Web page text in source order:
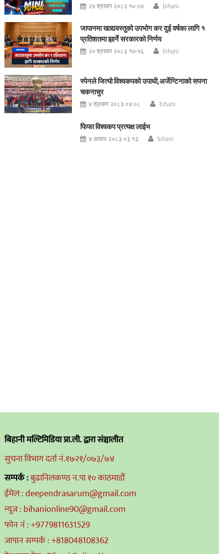
२४ श्रावण २०८३ १०:०४ bihani
जापानमा खाद्यवस्तुको उपभोग कर दुई वर्षका लागि १
प्रतिशतमा झार्ने सरकारको निर्णय
२० श्रावण २०८३ १७:५६ bihani
स्पेनले जित्यो विश्वकपको उपाधी,अर्जेन्टिनाको सपना
चकनाचुर
४ श्रावण २०८३ ०४:०८ bihani
फिफा विश्वकप प्रत्यक्ष लाईभ
४ असार २०८३ ०३:१३ bihani
बिहानी मल्टिमिडिया प्रा.ली. द्वारा संञ्चालीत
सुचना विभाग दर्ता नं.१७२१/०७३/७४
सम्पर्क :बुढानिलकण्ठ न.पा १० काठमाडौं
ईमेल : deependrasarum@gmail.com
न्यूज : bihanionline90@gmail.com
फोन नं : +9779811631529
जापान सम्पर्क : +818048108362